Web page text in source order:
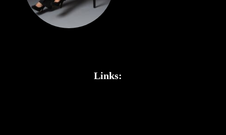
Links: